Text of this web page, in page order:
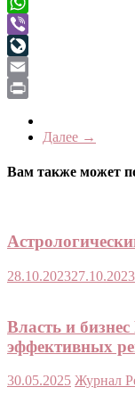
WhatsApp
Viber
LiveJournal
Email
Далее →
Вам также может
28.10.202327.10.2023
Власть и
эффективных
30.05.2025 Журнал